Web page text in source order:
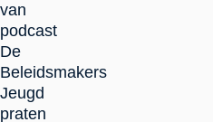
van
podcast
De
Beleidsmakers
Jeugd
praten